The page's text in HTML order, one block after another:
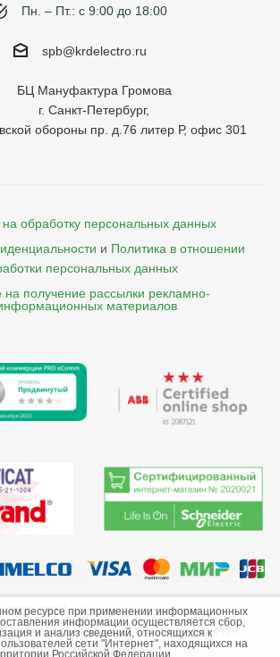
Пн. – Пт.: с 9:00 до 18:00
spb@krdelectro.ru
БЦ Мануфактура Громова
г. Санкт-Петербург,
обороны пр. д.76 литер Р, офис 301
обработку персональных данных
и Политика в отношении
персональных данных
на получение рассылки рекламно-
информационных материалов
2026 ООО «Краснодарэлектро»
характер и не является
публичной офертой.
ресурсе при применении информационных
информации осуществляется сбор,
и анализ сведений, относящихся к
сети "Интернет", находящихся на
Российской Федерации